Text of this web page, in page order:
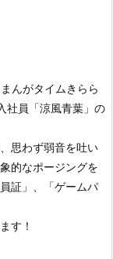
んがタイムきらら
社員「涼風青葉」の
思わず弱音を吐い
的なポージングを
証」、「ゲームパ
す！